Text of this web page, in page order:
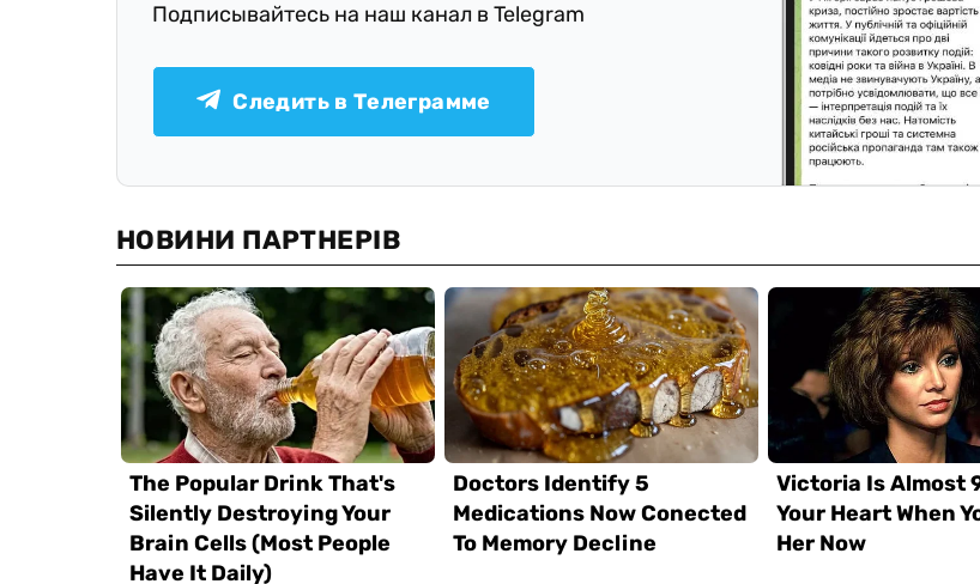
Подписывайтесь на наш канал в Telegram
Следить в Телеграмме